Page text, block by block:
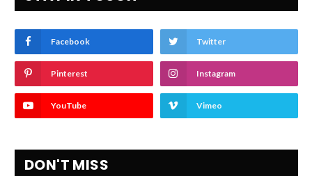
Facebook Twitter
Pinterest Instagram
YouTube Vimeo
DON'T MISS